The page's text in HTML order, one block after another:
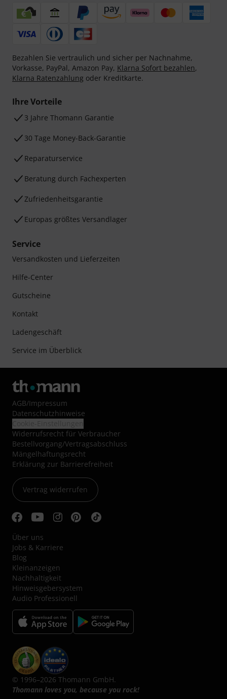
Bezahlen Sie vertraulich und sicher per Nachnahme,
Vorkasse, PayPal, Amazon Pay, Klarna Sofort bezahlen,
Klarna Ratenzahlung oder Kreditkarte.
Ihre Vorteile
3 Jahre Thomann Garantie
30 Tage Money-Back-Garantie
Reparaturservice
Beratung durch Fachexperten
Zufriedenheitsgarantie
Europas größtes Versandlager
Service
Versandkosten und Lieferzeiten
Hilfe-Center
Gutscheine
Kontakt
Ladengeschäft
Service im Überblick
AGB/Impressum
Datenschutzhinweise
Widerrufsrecht für Verbraucher
Bestellvorgang/Vertragsabschluss
Mängelhaftungsrecht
Erklärung zur Barrierefreiheit
Vertrag widerrufen
Über uns
Jobs & Karriere
Blog
Kleinanzeigen
Nachhaltigkeit
Hinweisgebersystem
Audio Professionell
© 1996–2026 Thomann GmbH.
Thomann loves you, because you rock!